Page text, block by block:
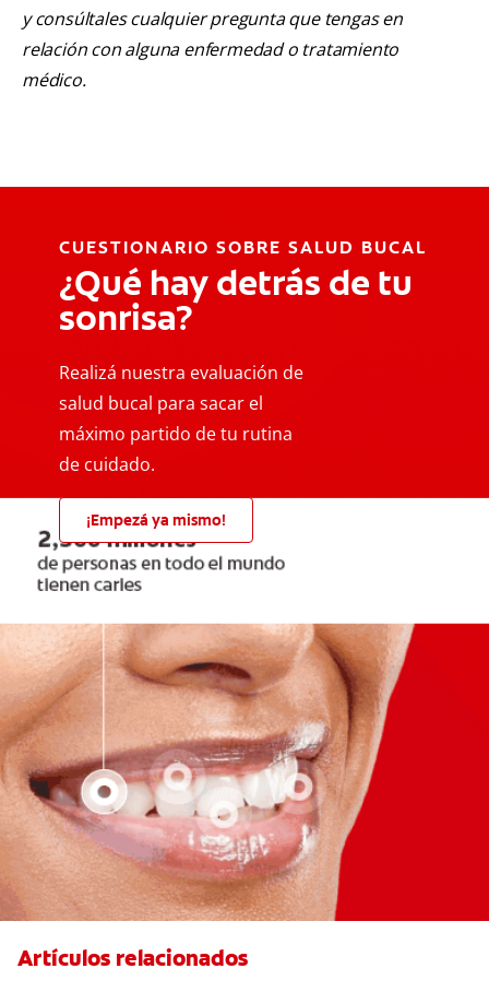
y consúltales cualquier pregunta que tengas en
relación con alguna enfermedad o tratamiento
médico.
CUESTIONARIO SOBRE SALUD BUCAL
¿Qué hay detrás de tu
sonrisa?
Realizá nuestra evaluación de
salud bucal para sacar el
máximo partido de tu rutina
de cuidado.
¡Empezá ya mismo!
Artículos relacionados